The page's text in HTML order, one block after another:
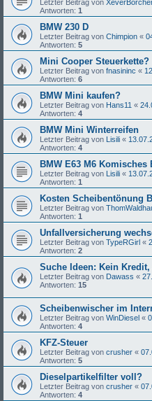
Letzter Beitrag von
Antworten: 1
BMW 230 D
Letzter Beitrag von Chimpion «
Antworten: 5
Mini Cooper Steuerkette?
Letzter Beitrag von fnasininc «
Antworten: 6
BMW Mini kaufen?
Letzter Beitrag von Hans11 «
Antworten: 4
BMW Mini Winterreifen
Letzter Beitrag von Lisili «
Antworten: 4
BMW E63 M6
Letzter Beitrag von Lisili «
Antworten: 1
Kosten Scheibentönung
Letzter Beitrag von
Antworten: 1
Unfallversicherung
Letzter Beitrag von TypeRGirl «
Antworten: 2
Suche Ideen: Kein
Letzter Beitrag von Dawass «
Antworten: 15
Scheibenwischer im
Letzter Beitrag von WinDiesel «
Antworten: 4
KFZ-Steuer
Letzter Beitrag von crusher «
Antworten: 5
Dieselpartikelfilter voll?
Letzter Beitrag von crusher «
Antworten: 4